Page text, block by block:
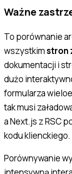
Ważne
To porównanie
wszystkimstron
dokumentacji i
dużo
formularza
tak musi
a Next.js z RSC
kodu klienckiego.
Porównywanie